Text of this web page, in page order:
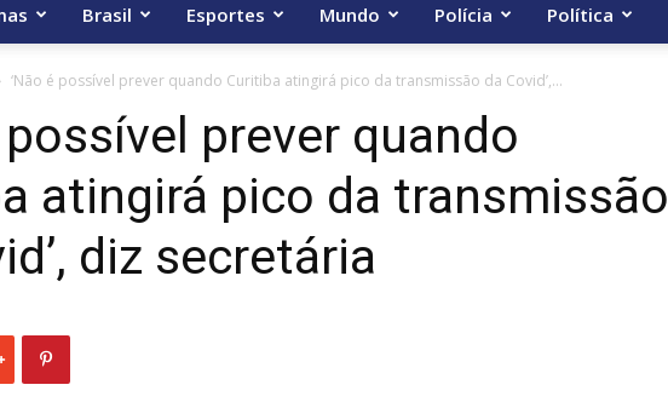
Brasil Esportes Mundo Polícia Política
‘Não é possível prever quando Curitiba atingirá pico da transmissão da Covid’,...
possível prever quando
atingirá pico da transmissão
diz secretária